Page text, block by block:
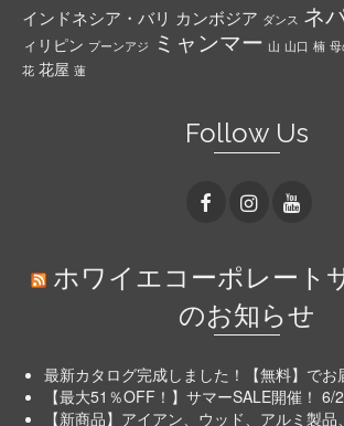
インドネシア・バリ カンボジア ダンス ネ
ィリピン プーンアジ ミャンマー 山 山口 楠 母
花 花屋 蓮
Follow Us
ホワイエコーポレート
のお知らせ
最新カタログ完成しました！【無料】でお
【最大51％OFF！】サマーSALE開催！ 6/
【新商品】アイアン、ウッド、アルミ製